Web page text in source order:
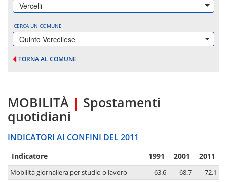
Vercelli
CERCA UN COMUNE
Quinto Vercellese
TORNA AL COMUNE
MOBILITÀ | Spostamenti
quotidiani
INDICATORI AI CONFINI DEL 2011
Indicatore 1991 2001 2011
Mobilità giornaliera per studio o lavoro 63.6 68.7
72.1